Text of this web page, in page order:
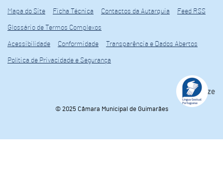
Mapa do Site Ficha Técnica Contactos da Autarquia Feed RSS
Glossário de Termos Complexos
Acessibilidade Conformidade Transparência e Dados Abertos
Política de Privacidade e Segurança
© 2025 Câmara Municipal de Guimarães